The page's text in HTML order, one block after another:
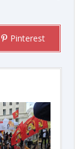
Pinterest